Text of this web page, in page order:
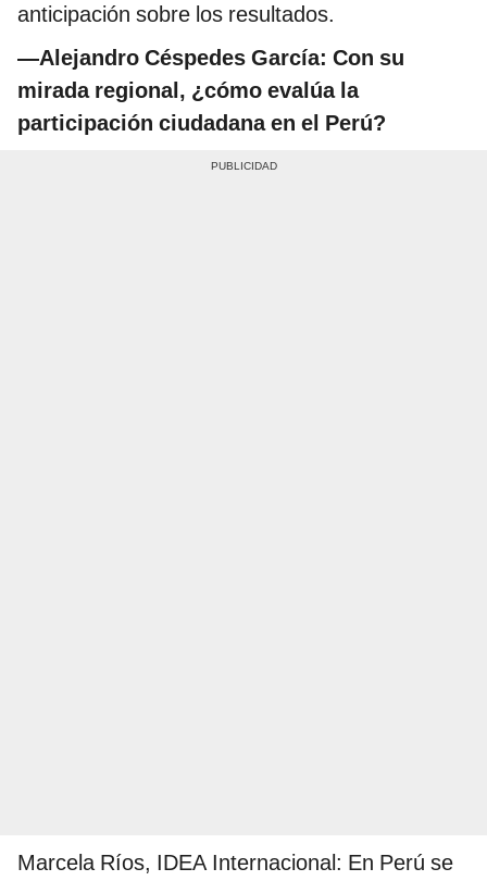
anticipación sobre los resultados.
—Alejandro Céspedes García: Con su
mirada regional, ¿cómo evalúa la
participación ciudadana en el Perú?
Marcela Ríos, IDEA Internacional: En Perú se